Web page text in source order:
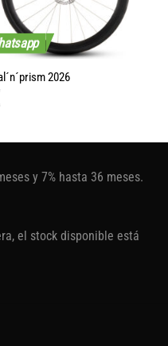
2026
y 7% hasta 36 meses.
el stock disponible está